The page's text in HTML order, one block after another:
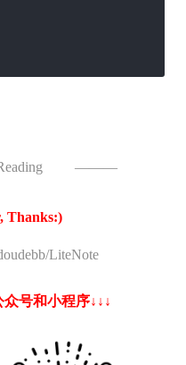
———
Thanks:)
LiteNote
号和小程序↓↓↓